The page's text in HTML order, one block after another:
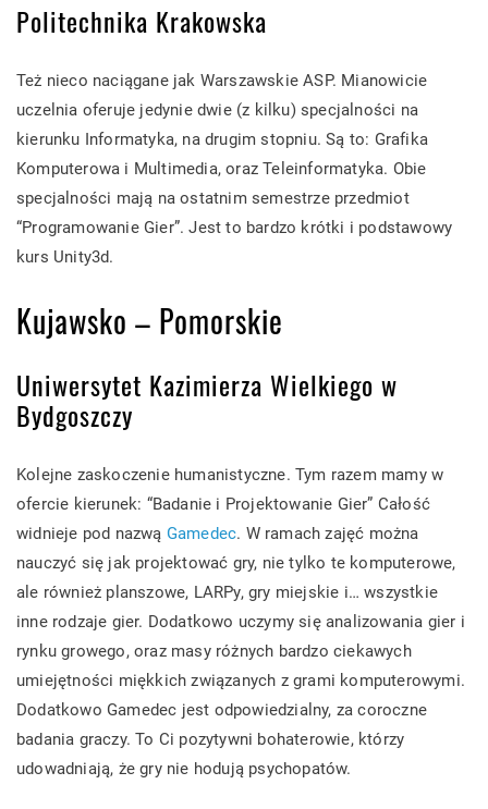
Politechnika Krakowska
Też nieco naciągane jak Warszawskie ASP. Mianowicie
uczelnia oferuje jedynie dwie (z kilku) specjalności na
kierunku Informatyka, na drugim stopniu. Są to: Grafika
Komputerowa i Multimedia, oraz Teleinformatyka. Obie
specjalności mają na ostatnim semestrze przedmiot
“Programowanie Gier”. Jest to bardzo krótki i podstawowy
kurs Unity3d.
Kujawsko – Pomorskie
Uniwersytet Kazimierza Wielkiego w
Bydgoszczy
Kolejne zaskoczenie humanistyczne. Tym razem mamy w
ofercie kierunek: “Badanie i Projektowanie Gier” Całość
widnieje pod nazwą Gamedec. W ramach zajęć można
nauczyć się jak projektować gry, nie tylko te komputerowe,
ale również planszowe, LARPy, gry miejskie i… wszystkie
inne rodzaje gier. Dodatkowo uczymy się analizowania gier i
rynku growego, oraz masy różnych bardzo ciekawych
umiejętności miękkich związanych z grami komputerowymi.
Dodatkowo Gamedec jest odpowiedzialny, za coroczne
badania graczy. To Ci pozytywni bohaterowie, którzy
udowadniają, że gry nie hodują psychopatów.